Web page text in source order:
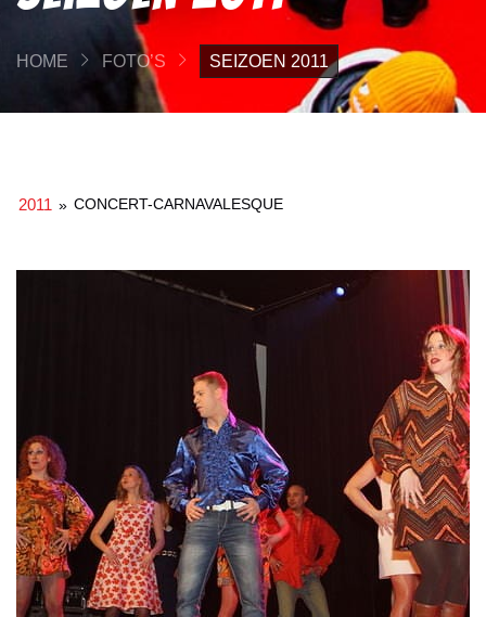
HOME FOTO’S SEIZOEN 2011
2011 » CONCERT-CARNAVALESQUE